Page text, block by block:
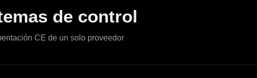
de control
CE de un solo proveedor